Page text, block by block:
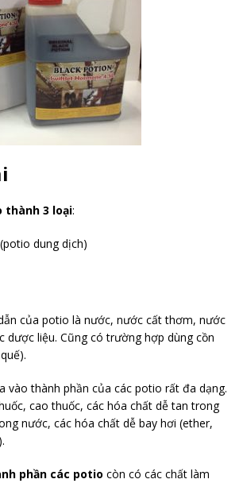
thành 3 loại:
dung dịch)
của potio là nước, nước cất thơm, nước
dược liệu. Cũng có trường hợp dùng cồn
vào thành phần của các potio rất đa dạng.
cao thuốc, các hóa chất dễ tan trong
nước, các hóa chất dễ bay hơi (ether,
phần các potio còn có các chất làm